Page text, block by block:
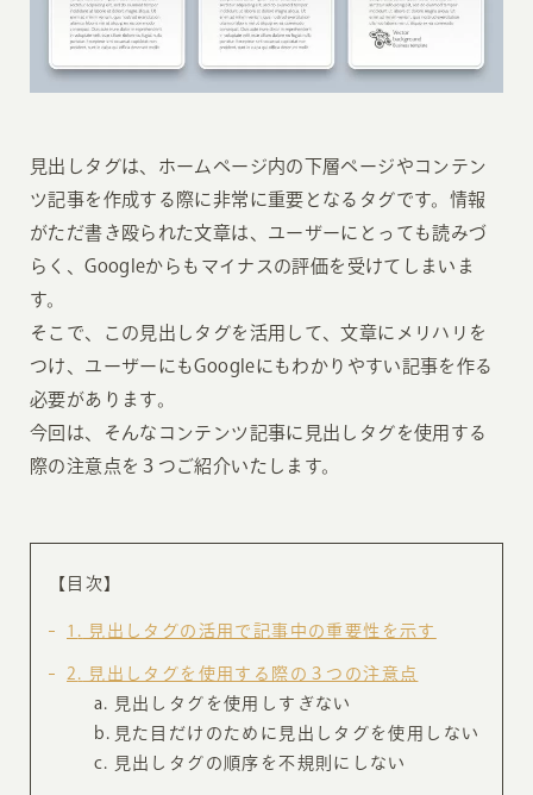
見出しタグは、ホームページ内の下層ページやコンテン
ツ記事を作成する際に非常に重要となるタグです。情報
がただ書き殴られた文章は、ユーザーにとっても読みづ
らく、Googleからもマイナスの評価を受けてしまいま
す。
そこで、この見出しタグを活用して、文章にメリハリを
つけ、ユーザーにもGoogleにもわかりやすい記事を作る
必要があります。
今回は、そんなコンテンツ記事に見出しタグを使用する
際の注意点を３つご紹介いたします。
【目次】
1 見出しタグの活用で記事中の重要性を示す
2
見出しタグを使用する際の３つの注意点
見出しタグを使用しすぎない
見た目だけのために見出しタグを使用しない
見出しタグの順序を不規則にしない